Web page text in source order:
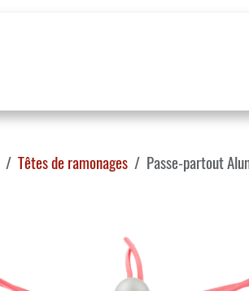
Têtes de ramonages Passe-partout